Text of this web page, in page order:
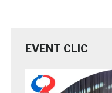
EVENT CLIC